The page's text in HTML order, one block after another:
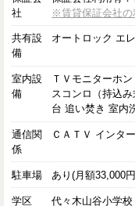
社
※賃貸保証会社の
共有設
備
オートロック エ
室内設
備
ＴＶモニターホ
スコンロ（持込
台 追い焚き 室内
通信関
係
ＣＡＴＶ インタ
駐車場 あり(月額33,000
学区 代々木山谷小学